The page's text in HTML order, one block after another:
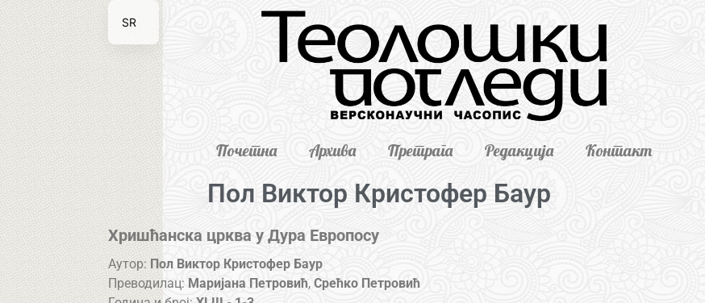
Почетна Архива Претрага Редакција Контакт
Пол Виктор Кристофер Баур
Хришћанска црква у Дура Европосу
Аутор: Пол Виктор Кристофер Баур
Преводилац: Маријана Петровић,Срећко Петровић
SR
EN